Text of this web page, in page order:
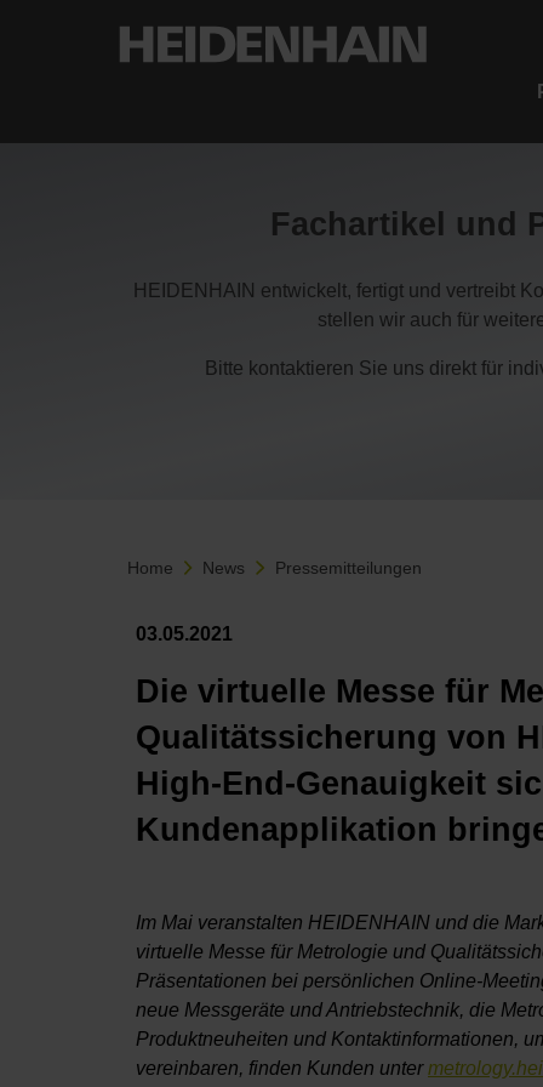
Fachartikel und
HEIDENHAIN entwickelt, fertigt und vertreibt
stellen wir auch für
Bitte kontaktieren Sie uns direkt für
Home News Pressemitteilungen
03.05.2021
Die virtuelle Messe für
Qualitätssicherung von
High-End-Genauigkeit
Kundenapplikation
Im Mai veranstalten HEIDENHAIN und die
virtuelle Messe für Metrologie und
Präsentationen bei persönlichen Online-
neue Messgeräte und Antriebstechnik, die
Produktneuheiten und Kontaktinformationen,
vereinbaren, finden Kunden unter